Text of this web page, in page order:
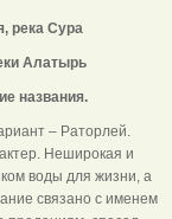
река Сура
Алатырь
названия.
– Раторлей.
Неширокая и
воды для жизни, а
связано с именем